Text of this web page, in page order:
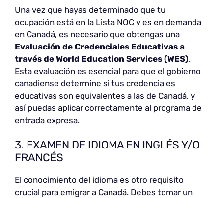
Una vez que hayas determinado que tu
ocupación está en la Lista NOC y es en demanda
en Canadá, es necesario que obtengas una
Evaluación de Credenciales Educativas a
través de World Education Services (WES).
Esta evaluación es esencial para que el gobierno
canadiense determine si tus credenciales
educativas son equivalentes a las de Canadá, y
así puedas aplicar correctamente al programa de
entrada expresa.
3. EXAMEN DE IDIOMA EN INGLÉS Y/O
FRANCÉS
El conocimiento del idioma es otro requisito
crucial para emigrar a Canadá. Debes tomar un